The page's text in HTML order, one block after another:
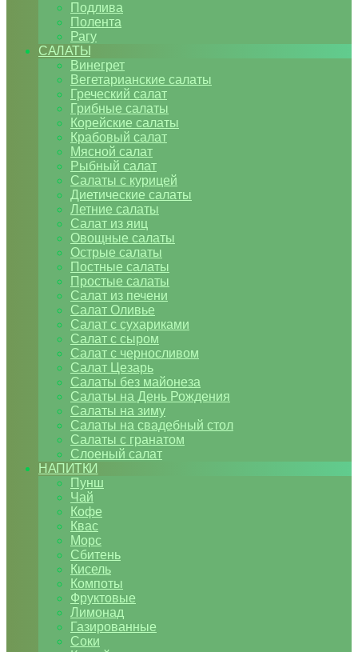
Подлива
Полента
Рагу
САЛАТЫ
Винегрет
Вегетарианские салаты
Греческий салат
Грибные салаты
Корейские салаты
Крабовый салат
Мясной салат
Рыбный салат
Салаты с курицей
Диетические салаты
Летние салаты
Салат из яиц
Овощные салаты
Острые салаты
Постные салаты
Простые салаты
Салат из печени
Салат Оливье
Салат с сухариками
Салат с сыром
Салат с черносливом
Салат Цезарь
Салаты без майонеза
Салаты на День Рождения
Салаты на зиму
Салаты на свадебный стол
Салаты с гранатом
Слоеный салат
НАПИТКИ
Пунш
Чай
Кофе
Квас
Морс
Сбитень
Кисель
Компоты
Фруктовые
Лимонад
Газированные
Соки